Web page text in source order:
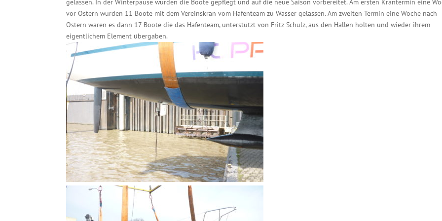
gelassen. In der Winterpause wurden die Boote gepflegt und auf die neue Saison vorbereitet. Am ersten Krantermin eine
vor Ostern wurden 11 Boote mit dem Vereinskran vom Hafenteam zu Wasser gelassen. Am zweiten Termin eine Woche nach
Ostern waren es dann 17 Boote die das Hafenteam, unterstützt von Fritz Schulz, aus den Hallen holten und wieder ihrem
eigentlichem Element übergaben.